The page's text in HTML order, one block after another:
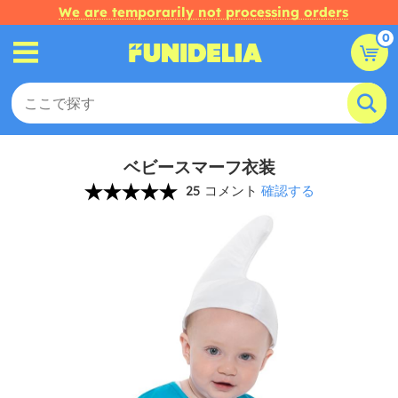
We are temporarily not processing orders
0
ベビースマーフ衣装
25 コメント 確認する